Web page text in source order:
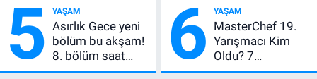
Kaçta, Nereden
İzlenir?
5 YAŞAM
Asırlık Gece yeni
bölüm bu akşam!
8. bölüm saat
kaçta, TRT 1 canlı
6 YAŞAM
MasterChef 19.
Yarışmacı Kim
Oldu? 7
Ağustos’ta Ana